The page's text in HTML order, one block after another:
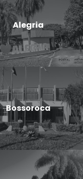
Alegria
Bossoroca